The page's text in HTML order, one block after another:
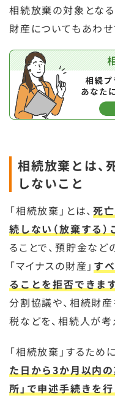
相続放棄の対象とな
財産についてもあわせ
相続放棄とは、
しないこと
「相続放棄」とは、死
続しない（放棄する）
ることで、預貯金など
「マイナスの財産」 す
ることを拒否できま
分割協議や、相続財
税などを、相続人が考
「相続放棄」するため
た日から3か月以内の
所」で申述手続きを行